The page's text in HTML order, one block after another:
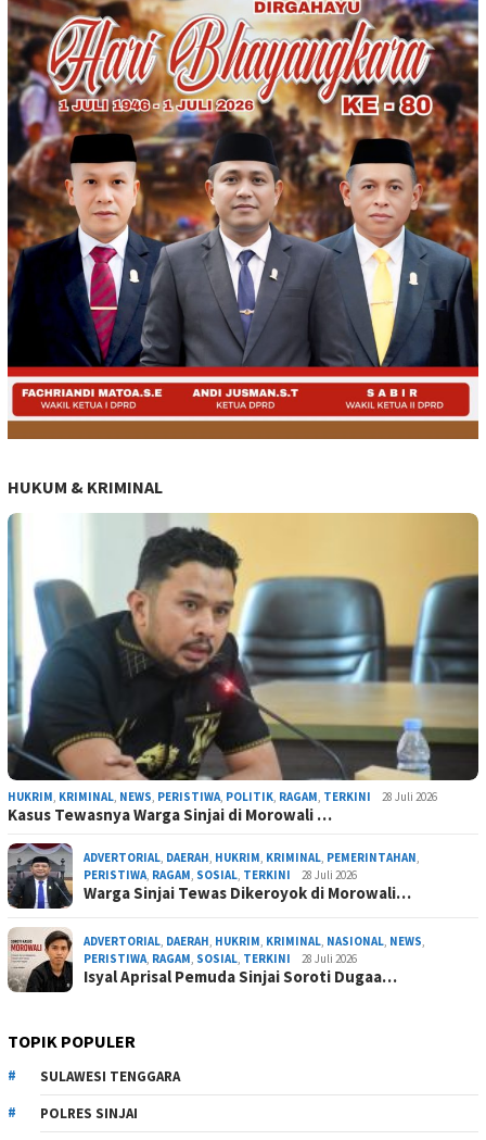
HUKUM & KRIMINAL
HUKRIM, KRIMINAL, NEWS, PERISTIWA, POLITIK, RAGAM, TERKINI 28 Juli 2026
Kasus Tewasnya Warga Sinjai di Morowali …
ADVERTORIAL, DAERAH, HUKRIM, KRIMINAL, PEMERINTAHAN,
PERISTIWA, RAGAM, SOSIAL, TERKINI 28 Juli 2026
Warga Sinjai Tewas Dikeroyok di Morowali…
ADVERTORIAL, DAERAH, HUKRIM, KRIMINAL, NASIONAL, NEWS,
PERISTIWA, RAGAM, SOSIAL, TERKINI 28 Juli 2026
Isyal Aprisal Pemuda Sinjai Soroti Dugaa…
TOPIK POPULER
SULAWESI TENGGARA
POLRES SINJAI